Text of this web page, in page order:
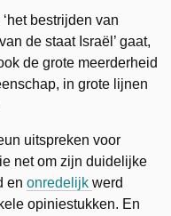
bestrijden van
de staat Israël’ gaat,
de grote meerderheid
in grote lijnen
uitspreken voor
net om zijn duidelijke
enonredelijkwerd
opiniestukken. En